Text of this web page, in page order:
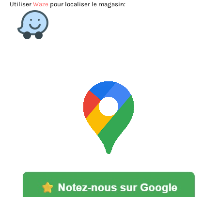
Utiliser Waze pour localiser le magasin: